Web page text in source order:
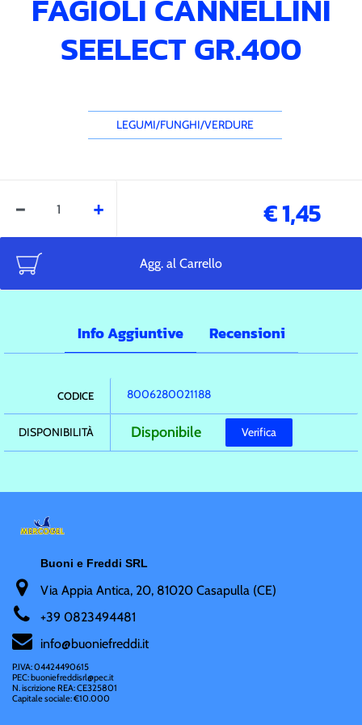
FAGIOLI CANNELLINI
SEELECT GR.400
LEGUMI/FUNGHI/VERDURE
€ 1,45
Agg. al Carrello
Info Aggiuntive Recensioni
CODICE 8006280021188
DISPONIBILITÀ Verifica
Disponibile
Buoni e Freddi SRL
Via Appia Antica, 20, 81020 Casapulla (CE)
+39 0823494481
info@buoniefreddi.it
P.IVA: 04424490615
PEC: buoniefreddisrl@pec.it
N. iscrizione REA: CE325801
Capitale sociale: €10.000